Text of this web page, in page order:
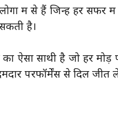
में से हैं जिन्हें हर सफर में
है।
ऐसा साथी है जो हर मोड़
परफॉर्मेंस से दिल जीत